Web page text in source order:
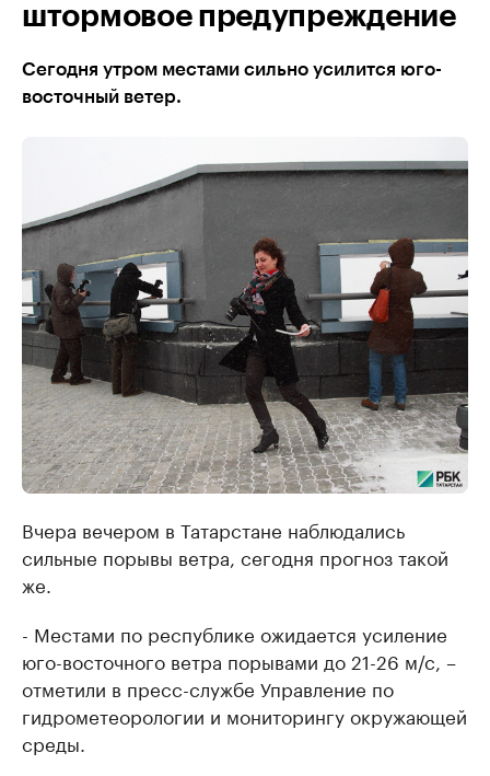
штормовое предупреждение
Сегодня утром местами сильно усилится юго-
восточный ветер.
Вчера вечером в Татарстане наблюдались
сильные порывы ветра, сегодня прогноз такой
же.
- Местами по республике ожидается усиление
юго-восточного ветра порывами до 21-26 м/с, –
отметили в пресс-службе Управление по
гидрометеорологии и мониторингу окружающей
среды.